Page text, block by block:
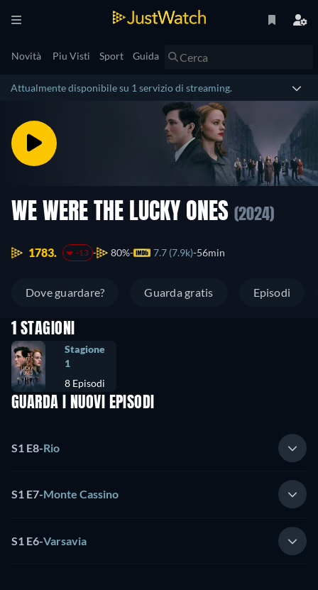
Novità Piu Visti Sport Guida
Attualmente disponibile su 1 servizio di streaming.
WE WERE THE LUCKY ONES (2024)
1783. -13 80% 7.7 (7.9k) 56min
Dove guardare? Guarda gratis Episodi
1 STAGIONI
Stagione
1
8 Episodi
GUARDA I NUOVI EPISODI
S1 E8-Rio
S1 E7-Monte Cassino
S1 E6-Varsavia